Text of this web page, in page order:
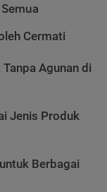
Cermati
Agunan di
Jenis Produk
Berbagai